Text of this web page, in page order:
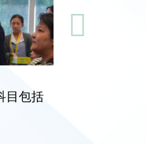
目包括